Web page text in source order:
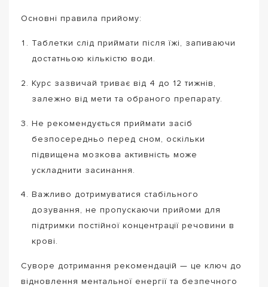
Основні правила прийому:
Таблетки слід приймати після їжі, запиваючи
достатньою кількістю води.
Курс зазвичай триває від 4 до 12 тижнів,
залежно від мети та обраного препарату.
Не рекомендується приймати засіб
безпосередньо перед сном, оскільки
підвищена мозкова активність може
ускладнити засинання.
Важливо дотримуватися стабільного
дозування, не пропускаючи прийоми для
підтримки постійної концентрації речовини в
крові.
Суворе дотримання рекомендацій — це ключ до
відновлення ментальної енергії та безпечного